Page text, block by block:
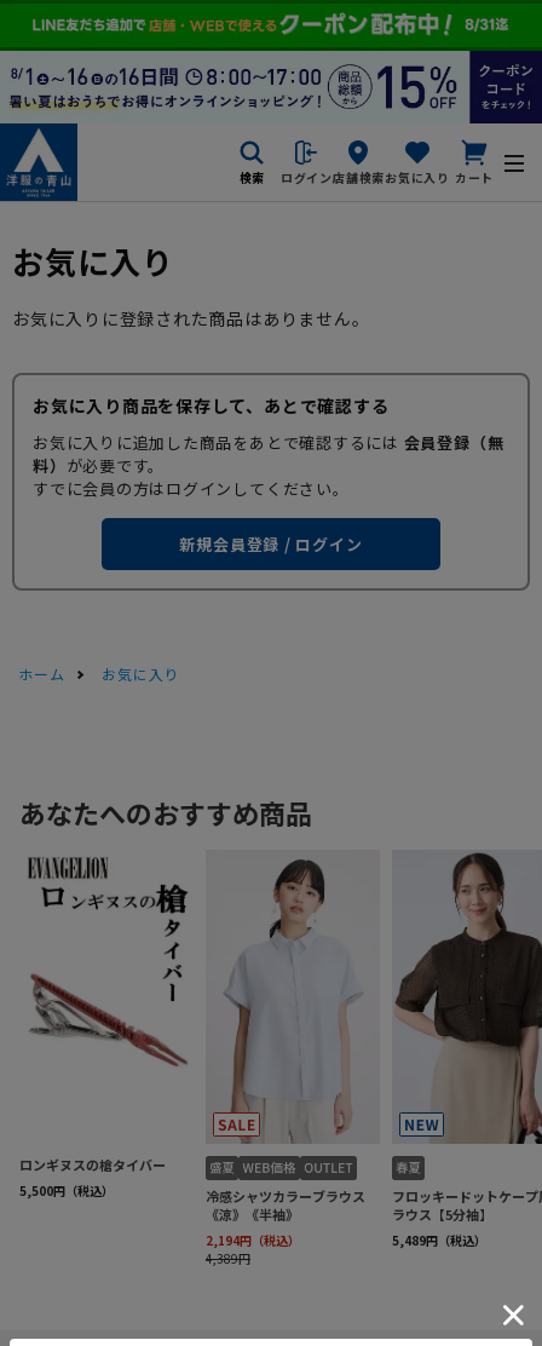
検索 ログイン店舗検索お気に入り カート
お気に入り
お気に入りに登録された商品はありません。
お気に入り商品を保存して、あとで確認する
お気に入りに追加した商品をあとで確認するには 会員登録（無
料） が必要です。
すでに会員の方はログインしてください。
新規会員登録 / ログイン
ホーム お気に入り